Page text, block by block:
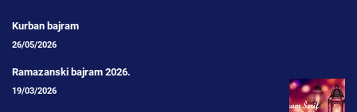
Kurban bajram
26/05/2026
Ramazanski bajram 2026.
19/03/2026